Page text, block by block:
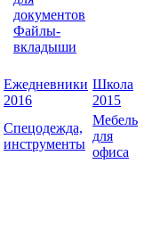
документов
Файлы-
вкладыши
Ежедневники
2016
Школа
2015
Спецодежда,
инструменты
Мебель
для
офиса